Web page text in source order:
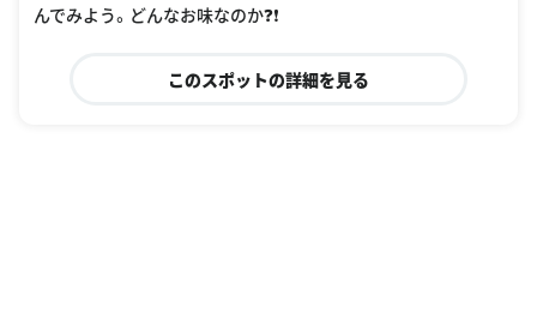
んでみよう。どんなお味なのか❓❗️
このスポットの詳細を見る